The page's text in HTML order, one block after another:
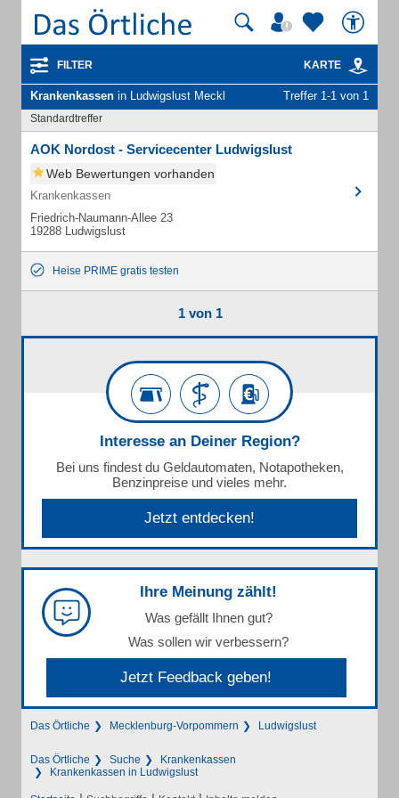
FILTER KARTE
Krankenkassen in Ludwigslust Meckl Treffer 1-1 von 1
Standardtreffer
AOK Nordost - Servicecenter Ludwigslust
Web Bewertungen vorhanden
Krankenkassen
Friedrich-Naumann-Allee 23
19288 Ludwigslust
Heise PRIME gratis testen
1 von 1
Interesse an Deiner Region?
Bei uns findest du Geldautomaten, Notapotheken,
Benzinpreise und vieles mehr.
Jetzt entdecken!
Ihre Meinung zählt!
Was gefällt Ihnen gut?
Was sollen wir verbessern?
Jetzt Feedback geben!
Das Örtliche Mecklenburg-Vorpommern Ludwigslust
Das Örtliche Suche
Krankenkassen
Krankenkassen in Ludwigslust